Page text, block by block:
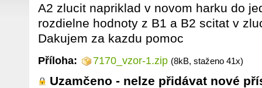
A2 zlucit napriklad v novom harku do
rozdielne hodnoty z B1 a B2 scitat v
Dakujem za kazdu pomoc
Příloha: 7170_vzor-1.zip (8kB, staženo 41x)
Uzamčeno - nelze přidávat nové